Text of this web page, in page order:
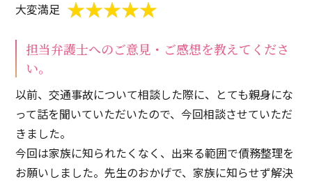
大変満足
担当弁護士へのご意見・ご感想を教えてくださ
い。
以前、交通事故について相談した際に、とても親身にな
って話を聞いていただいたので、今回相談させていただ
きました。
今回は家族に知られたくなく、出来る範囲で債務整理を
お願いしました。先生のおかげで、家族に知らせず解決